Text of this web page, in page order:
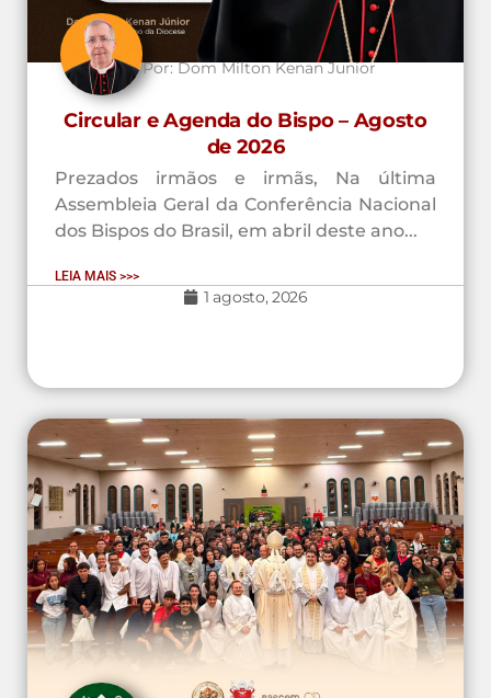
Por:Dom Milton Kenan Junior
Circular e Agenda do Bispo – Agosto
de 2026
Prezados irmãos e irmãs, Na última
Assembleia Geral da Conferência Nacional
dos Bispos do Brasil, em abril deste ano...
LEIA MAIS >>>
1 agosto, 2026